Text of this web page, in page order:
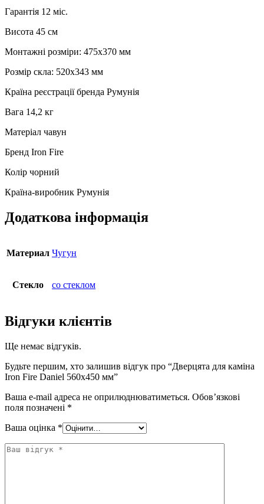
Гарантія 12 міс.
Висота 45 см
Монтажні розміри: 475х370 мм
Розмір скла: 520х343 мм
Країна реєстрації бренда Румунія
Вага 14,2 кг
Матеріал чавун
Бренд Iron Fire
Колір чорний
Країна-виробник Румунія
Додаткова інформація
Материал Чугун
Стекло со стеклом
Відгуки клієнтів
Ще немає відгуків.
Будьте першим, хто залишив відгук про “Дверцята для каміна
Iron Fire Daniel 560х450 мм”
Ваша e-mail адреса не оприлюднюватиметься. Обов’язкові
поля позначені *
Ваша оцінка *